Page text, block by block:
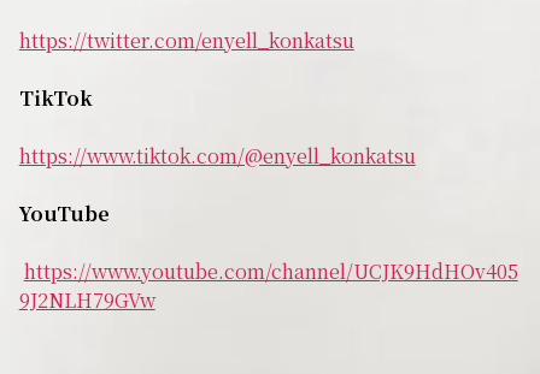
https://twitter.com/enyell_konkatsu
TikTok
https://www.tiktok.com/@enyell_konkatsu
YouTube
https://www.youtube.com/channel/UCJK9HdHOv405
9J2NLH79GVw